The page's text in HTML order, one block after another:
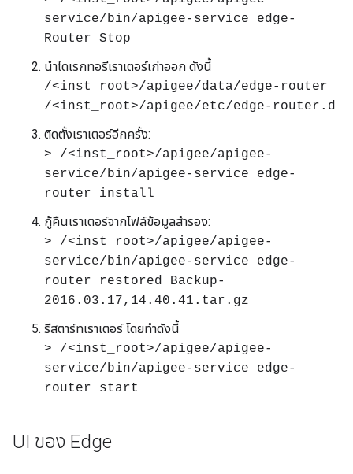
service/bin/apigee-service edge-
Router Stop
นำไดเรกทอรีเราเตอร์เก่าออก ดังนี้
/<inst_root>/apigee/data/edge-router
/<inst_root>/apigee/etc/edge-router.d
ติดตั้งเราเตอร์อีกครั้ง:
> /<inst_root>/apigee/apigee-
service/bin/apigee-service edge-
router install
กู้คืนเราเตอร์จากไฟล์ข้อมูลสำรอง:
> /<inst_root>/apigee/apigee-
service/bin/apigee-service edge-
router restored Backup-
2016.03.17,14.40.41.tar.gz
รีสตาร์ทเราเตอร์ โดยทำดังนี้
> /<inst_root>/apigee/apigee-
service/bin/apigee-service edge-
router start
UI ของ Edge